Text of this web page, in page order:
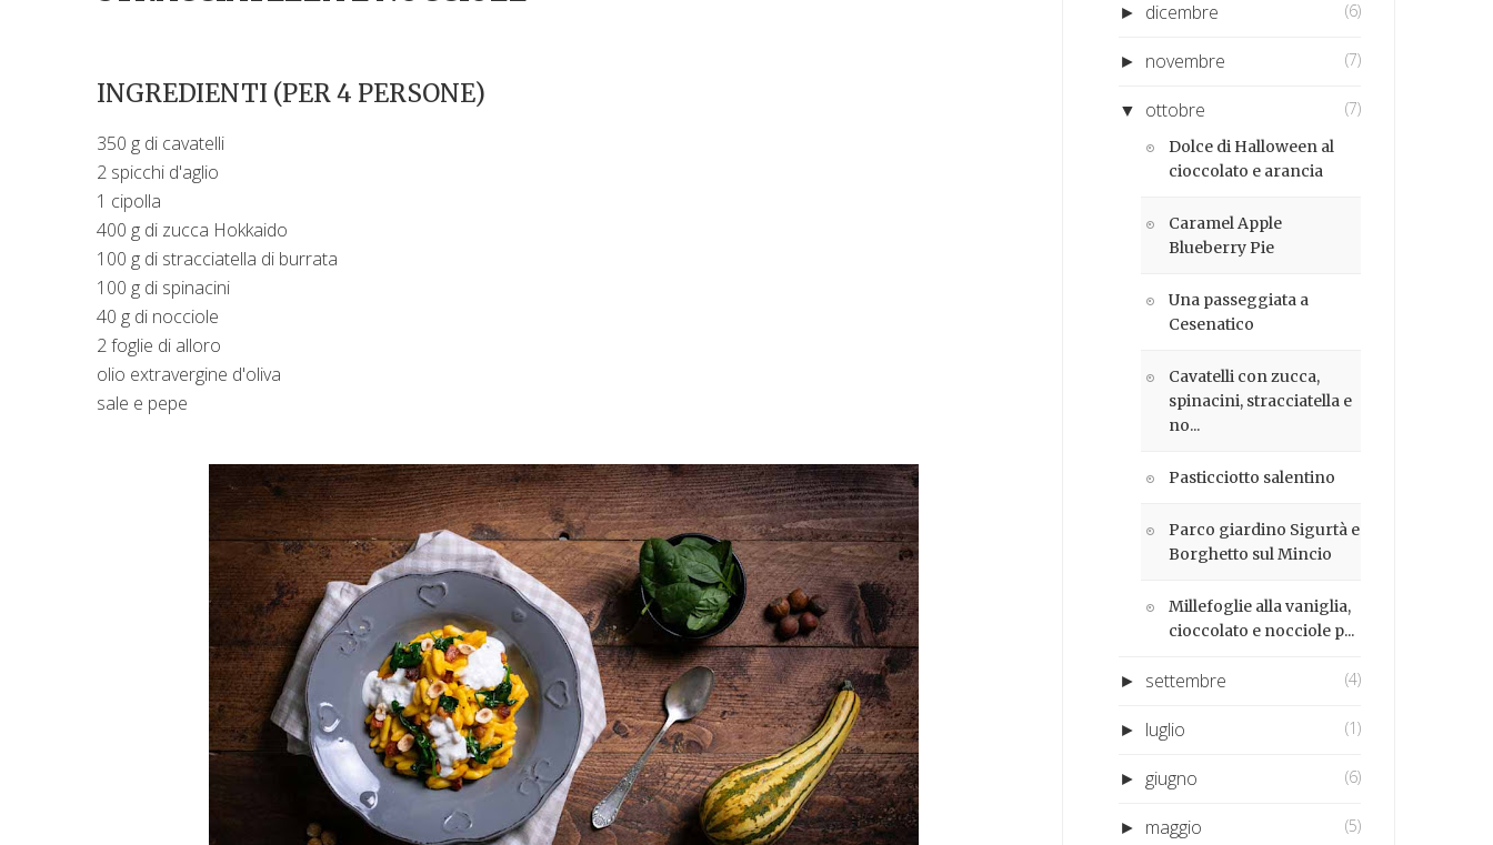
INGREDIENTI (PER 4 PERSONE)
350 g di cavatelli
2 spicchi d'aglio
1 cipolla
400 g di zucca Hokkaido
100 g di stracciatella di burrata
100 g di spinacini
40 g di nocciole
2 foglie di alloro
olio extravergine d'oliva
sale e pepe
► dicembre (6)
► novembre (7)
▼ ottobre (7)
Dolce di Halloween al
cioccolato e arancia
Caramel Apple
Blueberry Pie
Una passeggiata a
Cesenatico
Cavatelli con zucca,
spinacini, stracciatella e
no...
Pasticciotto salentino
Parco giardino Sigurtà e
Borghetto sul Mincio
Millefoglie alla vaniglia,
cioccolato e nocciole p...
► settembre (4)
► luglio (1)
► giugno (6)
► maggio (5)